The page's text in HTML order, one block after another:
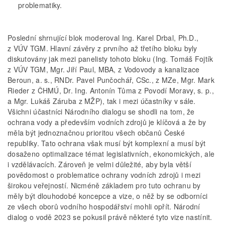
problematiky.
Poslední shrnující blok moderoval Ing. Karel Drbal, Ph.D.,
z VÚV TGM. Hlavní závěry z prvního až třetího bloku byly
diskutovány jak mezi panelisty tohoto bloku (Ing. Tomáš Fojtík
z VÚV TGM, Mgr. Jiří Paul, MBA, z Vodovody a kanalizace
Beroun, a. s., RNDr. Pavel Punčochář, CSc., z MZe, Mgr. Mark
Rieder z ČHMÚ, Dr. Ing. Antonín Tůma z Povodí Moravy, s. p.,
a Mgr. Lukáš Záruba z MŽP), tak i mezi účastníky v sále.
Všichni účastníci Národního dialogu se shodli na tom, že
ochrana vody a především vodních zdrojů je klíčová a že by
měla být jednoznačnou prioritou všech občanů České
republiky. Tato ochrana však musí být komplexní a musí být
dosaženo optimalizace témat legislativních, ekonomických, ale
i vzdělávacích. Zároveň je velmi důležité, aby byla větší
povědomost o problematice ochrany vodních zdrojů i mezi
širokou veřejností. Nicméně základem pro tuto ochranu by
měly být dlouhodobé koncepce a vize, o něž by se odborníci
ze všech oborů vodního hospodářství mohli opřít. Národní
dialog o vodě 2023 se pokusil právě některé tyto vize nastínit.